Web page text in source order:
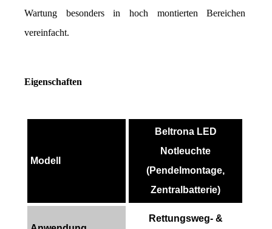
Wartung besonders in hoch montierten Bereichen
vereinfacht.
Eigenschaften
Modell
Beltrona LED
Notleuchte
(Pendelmontage,
Zentralbatterie)
Rettungsweg- &